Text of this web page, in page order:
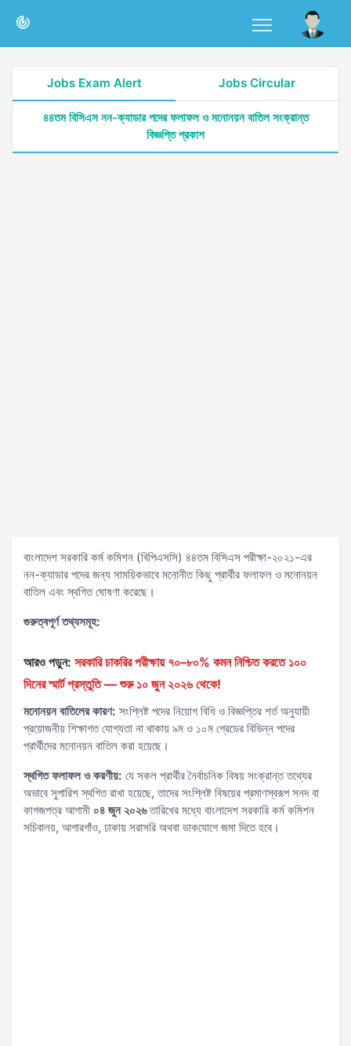
Jobs Exam Alert Jobs Circular
৪৪তম বিসিএস নন-ক্যাডার পদের ফলাফল ও মনোনয়ন বাতিল সংক্রান্ত
বিজ্ঞপ্তি প্রকাশ
বাংলাদেশ সরকারি কর্ম কমিশন (বিপিএসসি) ৪৪তম বিসিএস পরীক্ষা-২০২১-এর
নন-ক্যাডার পদের জন্য সাময়িকভাবে মনোনীত কিছু প্রার্থীর ফলাফল ও মনোনয়ন
বাতিল এবং স্থগিত ঘোষণা করেছে।
গুরুত্বপূর্ণ তথ্যসমূহ:
আরও পড়ুন: সরকারি চাকরির পরীক্ষায় ৭০–৮০% কমন নিশ্চিত করতে ১০০
দিনের স্মার্ট প্রস্তুতি — শুরু ১০ জুন ২০২৬ থেকে!
মনোনয়ন বাতিলের কারণ: সংশ্লিষ্ট পদের নিয়োগ বিধি ও বিজ্ঞপ্তির শর্ত অনুযায়ী
প্রয়োজনীয় শিক্ষাগত যোগ্যতা না থাকায় ৯ম ও ১০ম গ্রেডের বিভিন্ন পদের
প্রার্থীদের মনোনয়ন বাতিল করা হয়েছে।
স্থগিত ফলাফল ও করণীয়: যে সকল প্রার্থীর নৈর্বাচনিক বিষয় সংক্রান্ত তথ্যের
অভাবে সুপারিশ স্থগিত রাখা হয়েছে, তাদের সংশ্লিষ্ট বিষয়ের প্রমাণস্বরূপ সনদ বা
কাগজপত্র আগামী ০৪ জুন ২০২৬তারিখের মধ্যে বাংলাদেশ সরকারি কর্ম কমিশন
সচিবালয়, আগারগাঁও, ঢাকায় সরাসরি অথবা ডাকযোগে জমা দিতে হবে।